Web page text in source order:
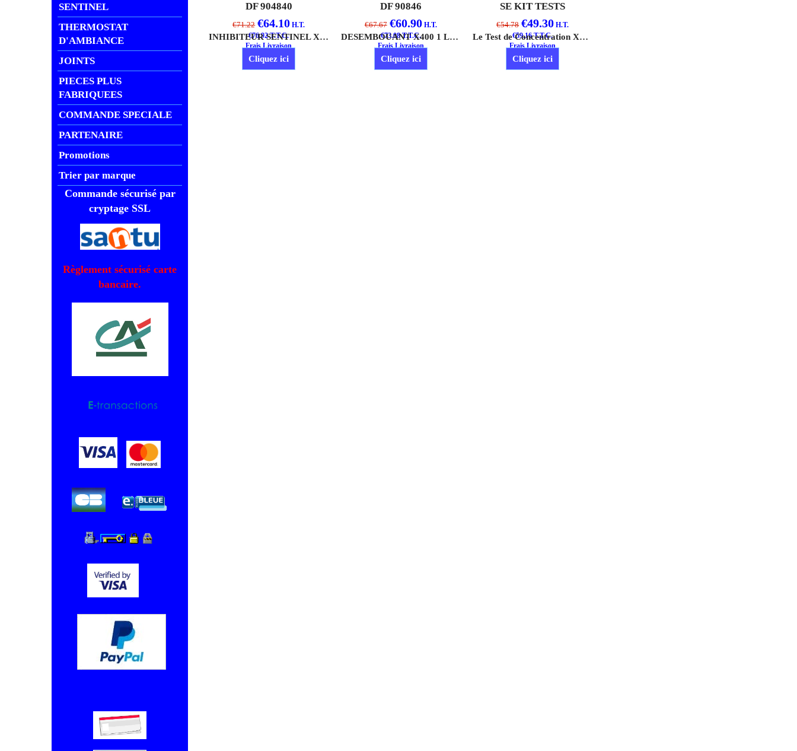
SENTINEL
THERMOSTAT
D'AMBIANCE
JOINTS
PIECES PLUS
FABRIQUEES
COMMANDE SPECIALE
PARTENAIRE
Promotions
Trier par marque
Commande sécurisé par
cryptage SSL
Règlement sécurisé carte
bancaire.
DF 904840
€71.22 €64.10 H.T.
€76.92 T.T.C.
Frais Livraison
INHIBITEUR SENTINEL X100 1 LITRE
Cliquez ici
DF 90846
€67.67 €60.90 H.T.
€73.08 T.T.C.
Frais Livraison
DESEMBOUANT X400 1 LITRE
Cliquez ici
SE KIT TESTS
€54.78 €49.30 H.T.
€59.16 T.T.C.
Frais Livraison
Le Test de Concentration X100, facile à utiliser, permet de vérifier le bon dosage de Sentinel X100 dans l'installation.
Cliquez ici